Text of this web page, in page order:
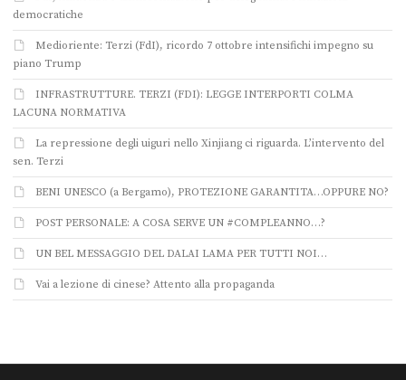
democratiche
Medioriente: Terzi (FdI), ricordo 7 ottobre intensifichi impegno su
piano Trump
INFRASTRUTTURE. TERZI (FDI): LEGGE INTERPORTI COLMA
LACUNA NORMATIVA
La repressione degli uiguri nello Xinjiang ci riguarda. L’intervento del
sen. Terzi
BENI UNESCO (a Bergamo), PROTEZIONE GARANTITA…OPPURE NO?
POST PERSONALE: A COSA SERVE UN #COMPLEANNO…?
UN BEL MESSAGGIO DEL DALAI LAMA PER TUTTI NOI…
Vai a lezione di cinese? Attento alla propaganda